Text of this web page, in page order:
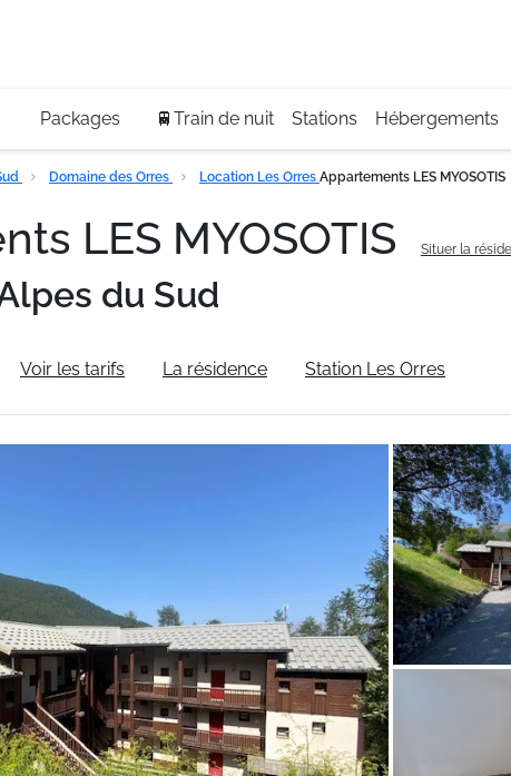
Packages 🚆Train de nuit Stations Hébergements
Domaine des Orres Location Les Orres Appartements LES MYOSOTIS
LES MYOSOTIS Situer la
du Sud
Voir les tarifs La résidence Station Les Orres